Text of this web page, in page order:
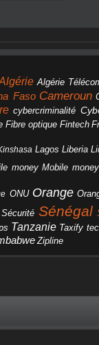
Algérie
Faso Cameroun
cybercriminalité
Fibre optique Fintech
Lagos Liberia
money Mobile money
ONU Orange
Sécurité Sénégal
Tanzanie Taxify
Zipline